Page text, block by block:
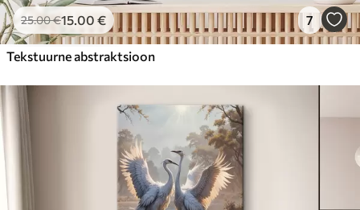
25.00€15.00 € 7
Tekstuurne abstraktsioon